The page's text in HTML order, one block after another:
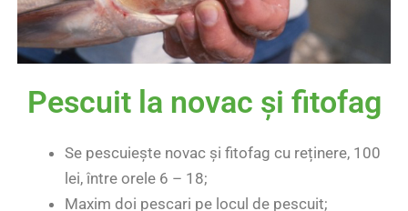
Pescuit la novac și fitofag
Se pescuiește novac și fitofag cu reținere, 100
lei, între orele 6 – 18;
Maxim doi pescari pe locul de pescuit;